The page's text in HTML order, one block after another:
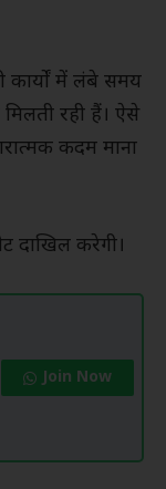
कार्यों में लंबे समय
रही हैं। ऐसे
कदम माना
दाखिल करेगी।
Join Now